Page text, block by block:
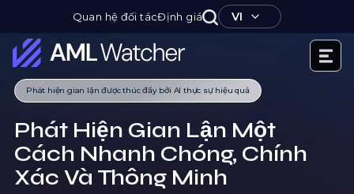
Quan hệ đối tácĐịnh giá VI
AML
Watcher
dung
Phát hiện gian lận được thúc đẩy bởi AI thực sự hiệu quả
Phát Hiện Gian Lận Một
Cách Nhanh Chóng, Chính
Xác Và Thông Minh